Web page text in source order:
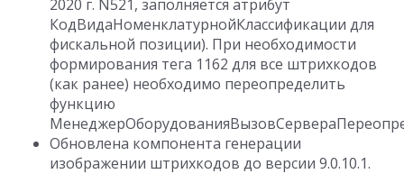
2020 г. N521, заполняется атрибут
КодВидаНоменклатурнойКлассификации для
фискальной позиции). При необходимости
формирования тега 1162 для все штрихкодов
(как ранее) необходимо переопределить
функцию
Обновлена компонента генерации
изображении штрихкодов до версии 9.0.10.1.